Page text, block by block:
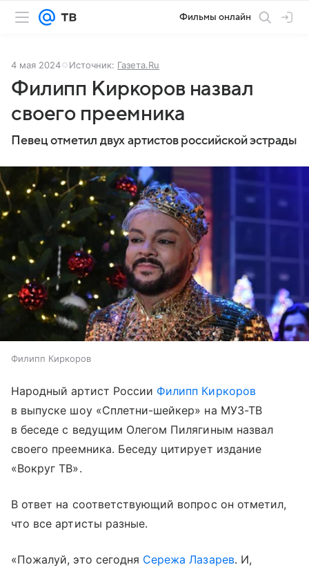
Фильмы онлайн
4 мая 2024 Источник: Газета.Ru
Филипп Киркоров назвал
своего преемника
Певец отметил двух артистов российской эстрады
Филипп Киркоров
Народный артист России Филипп Киркоров
в выпуске шоу «Сплетни-шейкер» на МУЗ-ТВ
в беседе с ведущим Олегом Пилягиным назвал
своего преемника. Беседу цитирует издание
«Вокруг ТВ».
В ответ на соответствующий вопрос он отметил,
что все артисты разные.
«Пожалуй, это сегодня Сережа Лазарев. И,